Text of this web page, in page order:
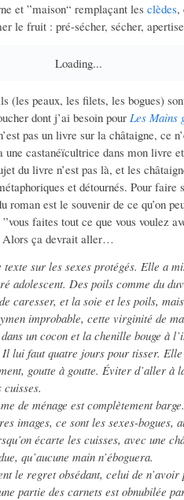
et ”maison“ remplaçant les clèdes,
le fruit : pré-sécher, sécher,
Loading...
(les peaux, les filets, les bogues)
dont j’ai besoin pour Les Mains
pas un livre sur la châtaigne, ce
une castanéïcultrice dans mon livre
du livre n’est pas là, et les
et détournés. Pour
roman est le souvenir de ce qu’on
faites tout ce que vous voulez
ça devrait aller…
sur les sexes protégés. Elle a
adolescent. Des poils comme du
caresser, et la soie et les poils,
improbable, cette virginité de
un cocon et la chenille bouge à
lui faut quatre jours pour tisser.
goutte à goutte. Éviter d’aller à
ménage est complètement barge.
ce sont les sexes-bogues,
écarte les cuisses, avec une
qu’aucune main n’éboguera.
regret obsédant, celui de n’avoir
partie des carnets est obnubilée